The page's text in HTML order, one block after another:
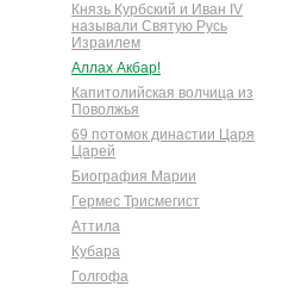
Князь Курбский и Иван IV
называли Святую Русь
Израилем
Аллах Акбар!
Капитолийская волчица из
Поволжья
69 потомок династии Царя
Царей
Биография Марии
Гермес Трисмегист
Аттила
Кубара
Голгофа